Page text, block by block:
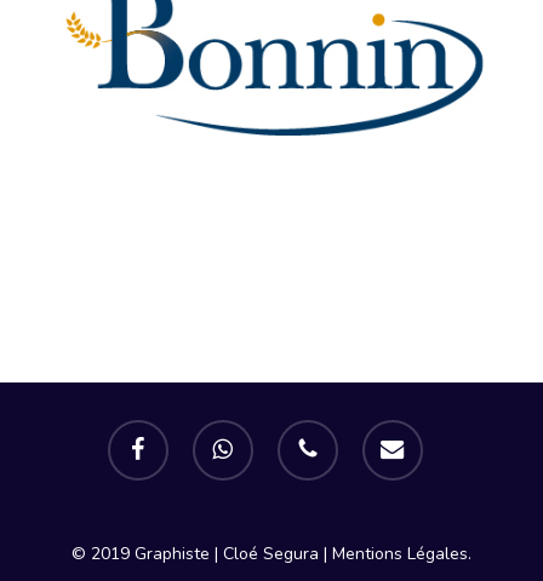
facebook whatsapp phone email
© 2019 Graphiste | Cloé Segura | Mentions Légales.